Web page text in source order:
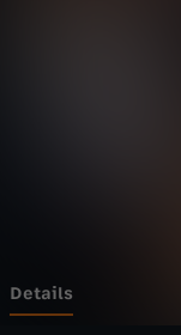
t
Details